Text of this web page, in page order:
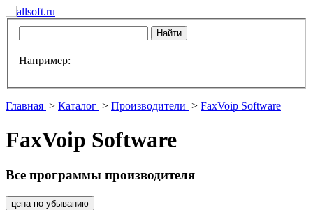
Например:
Главная > Каталог > Производители > FaxVoip Software
FaxVoip Software
Все программы производителя
цена по убыванию